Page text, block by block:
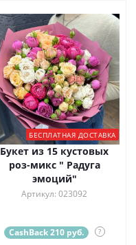
БЕСПЛАТНАЯ ДОСТАВКА
Букет из 15 кустовых
роз-микс " Радуга
эмоций"
Артикул: 023092
CashBack 210 руб. ?